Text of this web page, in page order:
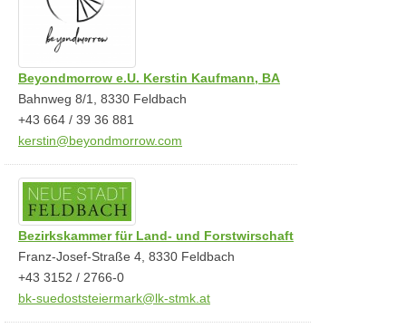
Beyondmorrow e.U. Kerstin Kaufmann, BA
Bahnweg 8/1, 8330 Feldbach
+43 664 / 39 36 881
kerstin@beyondmorrow.com
Bezirkskammer für Land- und Forstwirschaft
Franz-Josef-Straße 4, 8330 Feldbach
+43 3152 / 2766-0
bk-suedoststeiermark@lk-stmk.at